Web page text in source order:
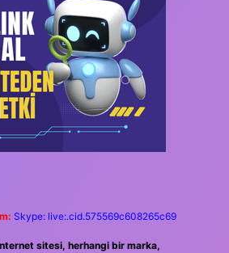
Skype: live:.cid.575569c608265c69
sitesi, herhangi bir marka,